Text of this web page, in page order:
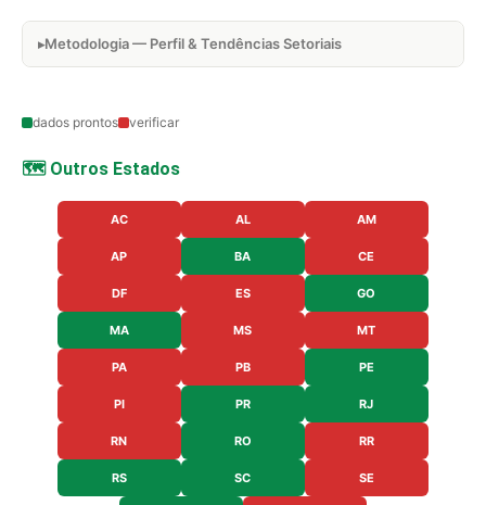
Metodologia — Perfil & Tendências Setoriais
dados prontos verificar
🗺️ Outros Estados
AC AL AM
AP BA CE
DF ES GO
MA MS MT
PA PB PE
PI PR RJ
RN RO RR
RS SC SE